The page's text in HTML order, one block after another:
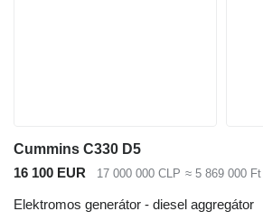
Cummins C330 D5
16 100 EUR
17 000 000 CLP ≈ 5 869 000 Ft
Elektromos generátor - diesel aggregátor